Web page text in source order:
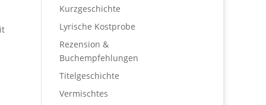
Kurzgeschichte
Lyrische Kostprobe
Rezension &
Buchempfehlungen
Titelgeschichte
Vermischtes